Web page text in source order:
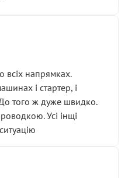
всіх напрямках.
і стартер, і
того ж дуже швидко.
Усі інщі